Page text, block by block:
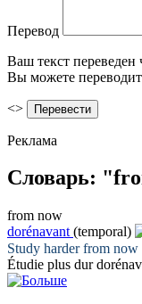
Перевод
Ваш текст переведен
Вы можете
<>
Реклама
Словарь:
from now
dorénavant (temporal)
Study harderfrom now
Étudie plus dur